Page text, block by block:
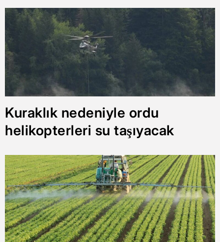
Kuraklık nedeniyle ordu
helikopterleri su taşıyacak